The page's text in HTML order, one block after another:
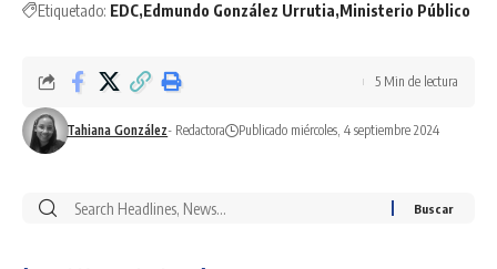
Etiquetado: EDC Edmundo González Urrutia Ministerio Público
Tahiana González- Redactora Publicado miércoles, 4 septiembre 2024
5 Min de lectura